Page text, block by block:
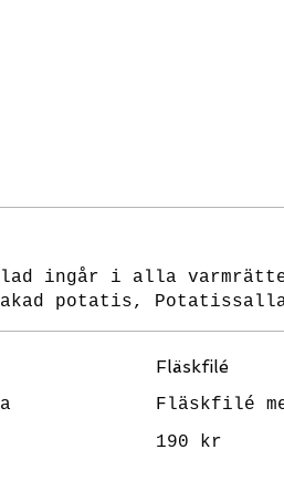
ingår i alla
potatis,
Fläskfilé
Fläskfilé
190 kr